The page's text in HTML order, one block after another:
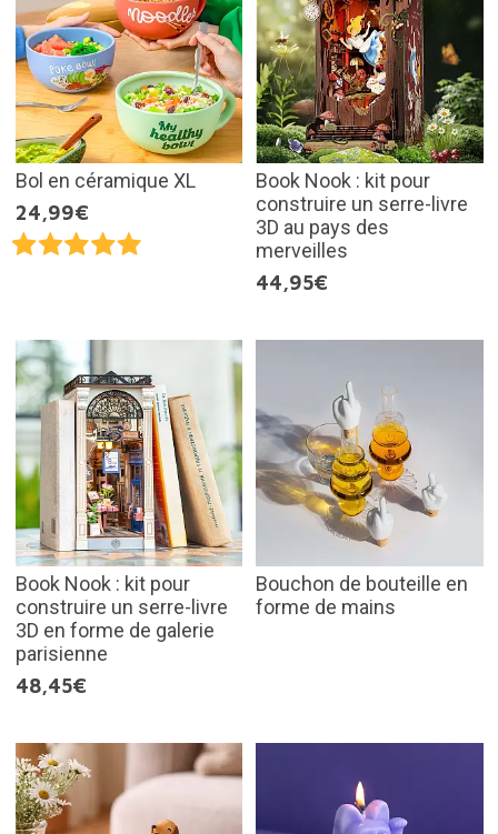
Bol en céramique XL
24,99€
Book Nook : kit pour
construire un serre-livre
3D au pays des
merveilles
44,95€
Book Nook : kit pour
construire un serre-livre
3D en forme de galerie
parisienne
48,45€
Bouchon de bouteille en
forme de mains